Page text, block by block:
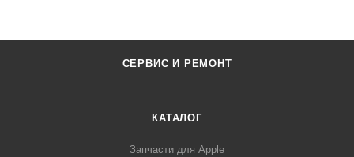
СЕРВИС И РЕМОНТ
КАТАЛОГ
Запчасти для Apple